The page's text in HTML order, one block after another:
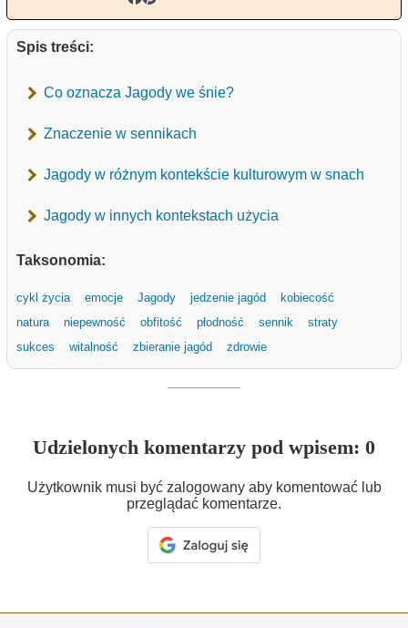
Spis treści:
Co oznacza Jagody we śnie?
Znaczenie w sennikach
Jagody w różnym kontekście kulturowym w snach
Jagody w innych kontekstach użycia
Taksonomia:
cykl życia emocje Jagody jedzenie jagód
kobiecość
natura
niepewność obfitość płodność sennik
straty
sukces
witalność zbieranie jagód zdrowie
Udzielonych komentarzy pod wpisem: 0
Użytkownik musi być zalogowany aby komentować lub
przeglądać komentarze.